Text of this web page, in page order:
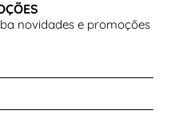
novidades e promoções